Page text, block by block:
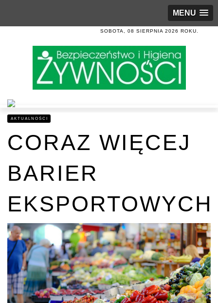
MENU
SOBOTA, 08 SIERPNIA 2026 ROKU.
AKTUALNOŚCI
CORAZ WIĘCEJ
BARIER
EKSPORTOWYCH